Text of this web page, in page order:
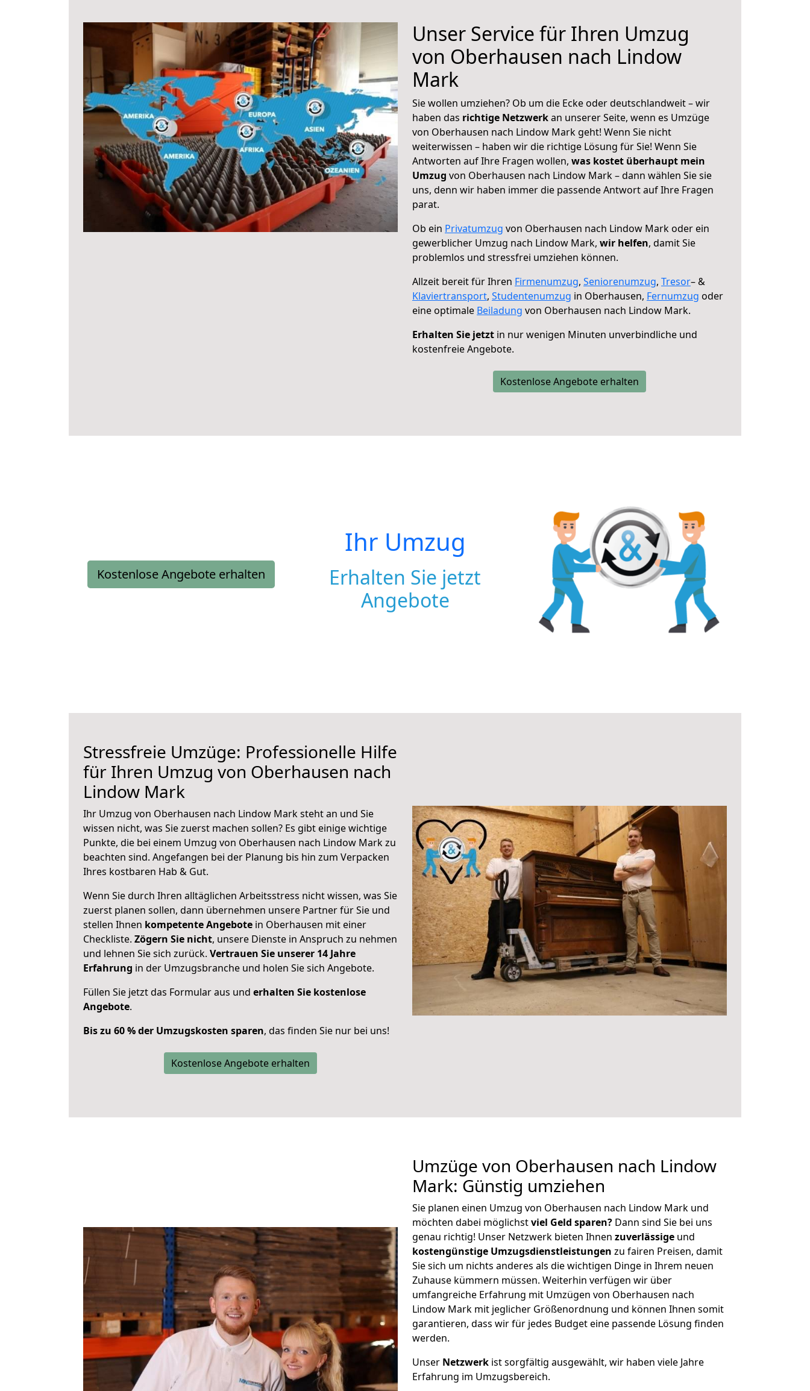
Unser Service für Ihren Umzug
von Oberhausen nach Lindow
Mark
Sie wollen umziehen? Ob um die Ecke oder deutschlandweit – wir
haben das richtige Netzwerkan unserer Seite, wenn es Umzüge
von Oberhausen nach Lindow Mark geht! Wenn Sie nicht
weiterwissen – haben wir die richtige Lösung für Sie! Wenn Sie
Antworten auf Ihre Fragen wollen, was kostet überhaupt mein
Umzug von Oberhausen nach Lindow Mark – dann wählen Sie sie
uns, denn wir haben immer die passende Antwort auf Ihre Fragen
parat.
Ob ein Privatumzug von Oberhausen nach Lindow Mark oder ein
gewerblicher Umzug nach Lindow Mark, wir helfen, damit Sie
problemlos und stressfrei umziehen können.
Allzeit bereit für Ihren Firmenumzug, Seniorenumzug, Tresor– &
Klaviertransport, Studentenumzug in Oberhausen, Fernumzug oder
eine optimale Beiladung von Oberhausen nach Lindow Mark.
Erhalten Sie jetzt in nur wenigen Minuten unverbindliche und
kostenfreie Angebote.
Kostenlose Angebote erhalten
Kostenlose Angebote erhalten
Ihr Umzug
Erhalten Sie jetzt
Angebote
Stressfreie Umzüge: Professionelle Hilfe
für Ihren Umzug von Oberhausen nach
Lindow Mark
Ihr Umzug von Oberhausen nach Lindow Mark steht an und Sie
wissen nicht, was Sie zuerst machen sollen? Es gibt einige wichtige
Punkte, die bei einem Umzug von Oberhausen nach Lindow Mark zu
beachten sind. Angefangen bei der Planung bis hin zum Verpacken
Ihres kostbaren Hab & Gut.
Wenn Sie durch Ihren alltäglichen Arbeitsstress nicht wissen, was Sie
zuerst planen sollen, dann übernehmen unsere Partner für Sie und
stellen Ihnen kompetente Angebote in Oberhausen mit einer
Checkliste. Zögern Sie nicht, unsere Dienste in Anspruch zu nehmen
und lehnen Sie sich zurück. Vertrauen Sie unserer 14 Jahre
Erfahrung in der Umzugsbranche und holen Sie sich Angebote.
Füllen Sie jetzt das Formular aus und erhalten Sie kostenlose
Angebote.
Bis zu 60 % der Umzugskosten sparen, das finden Sie nur bei uns!
Kostenlose Angebote erhalten
Umzüge von Oberhausen nach Lindow
Mark: Günstig umziehen
Sie planen einen Umzug von Oberhausen nach Lindow Mark und
möchten dabei möglichstviel Geld sparen? Dann sind Sie bei uns
genau richtig! Unser Netzwerk bieten Ihnen zuverlässige und
kostengünstige Umzugsdienstleistungen zu fairen Preisen, damit
Sie sich um nichts anderes als die wichtigen Dinge in Ihrem neuen
Zuhause kümmern müssen. Weiterhin verfügen wir über
umfangreiche Erfahrung mit Umzügen von Oberhausen nach
Lindow Mark mit jeglicher Größenordnung und können Ihnen somit
garantieren, dass wir für jedes Budget eine passende Lösung finden
werden.
Unser Netzwerk ist sorgfältig ausgewählt, wir haben viele Jahre
Erfahrung im Umzugsbereich.